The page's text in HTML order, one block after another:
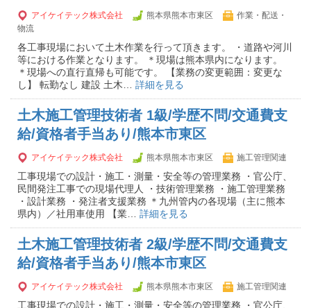
アイケイテック株式会社 熊本県熊本市東区
作業・配送・
物流
各工事現場において土木作業を行って頂きます。 ・道路や河川
等における作業となります。 ＊現場は熊本県内になります。
＊現場への直行直帰も可能です。 【業務の変更範囲：変更な
し】 転勤なし 建設 土木… 詳細を見る
土木施工管理技術者 1級/学歴不問/交通費支
給/資格者手当あり/熊本市東区
アイケイテック株式会社 熊本県熊本市東区 施工管理関連
工事現場での設計・施工・測量・安全等の管理業務 ・官公庁、
民間発注工事での現場代理人 ・技術管理業務 ・施工管理業務
・設計業務 ・発注者支援業務 ＊九州管内の各現場（主に熊本
県内）／社用車使用 【業… 詳細を見る
土木施工管理技術者 2級/学歴不問/交通費支
給/資格者手当あり/熊本市東区
アイケイテック株式会社 熊本県熊本市東区 施工管理関連
工事現場での設計・施工・測量・安全等の管理業務 ・官公庁、